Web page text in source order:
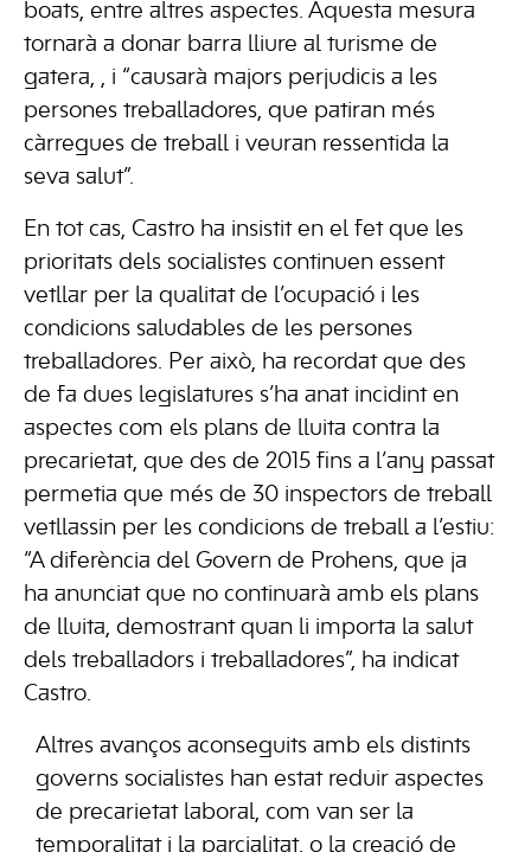
boats, entre altres aspectes. Aquesta mesura
tornarà a donar barra lliure al turisme de
gatera, , i “causarà majors perjudicis a les
persones treballadores, que patiran més
càrregues de treball i veuran ressentida la
seva salut”.
En tot cas, Castro ha insistit en el fet que les
prioritats dels socialistes continuen essent
vetllar per la qualitat de l’ocupació i les
condicions saludables de les persones
treballadores. Per això, ha recordat que des
de fa dues legislatures s’ha anat incidint en
aspectes com els plans de lluita contra la
precarietat, que des de 2015 fins a l’any passat
permetia que més de 30 inspectors de treball
vetllassin per les condicions de treball a l’estiu:
“A diferència del Govern de Prohens, que ja
ha anunciat que no continuarà amb els plans
de lluita, demostrant quan li importa la salut
dels treballadors i treballadores”, ha indicat
Castro.
Altres avanços aconseguits amb els distints
governs socialistes han estat reduir aspectes
de precarietat laboral, com van ser la
temporalitat i la parcialitat, o la creació de